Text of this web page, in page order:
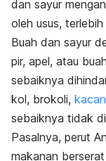
dan sayur
oleh usus,
Buah dan sayur
pir, apel, atau
sebaiknya
kol, brokoli,
sebaiknya tidak
Pasalnya, perut
makanan